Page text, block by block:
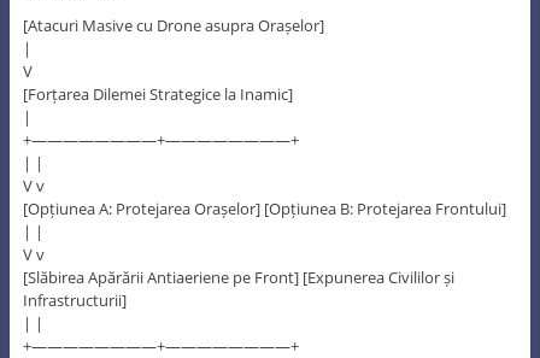
[Atacuri Masive cu Drone asupra Orașelor]
|
V
[Forțarea Dilemei Strategice la Inamic]
|
+————————+————————+
| |
V v
[Opțiunea A: Protejarea Orașelor] [Opțiunea B: Protejarea Frontului]
| |
V v
[Slăbirea Apărării Antiaeriene pe Front] [Expunerea Civililor și
Infrastructurii]
| |
+————————+————————+